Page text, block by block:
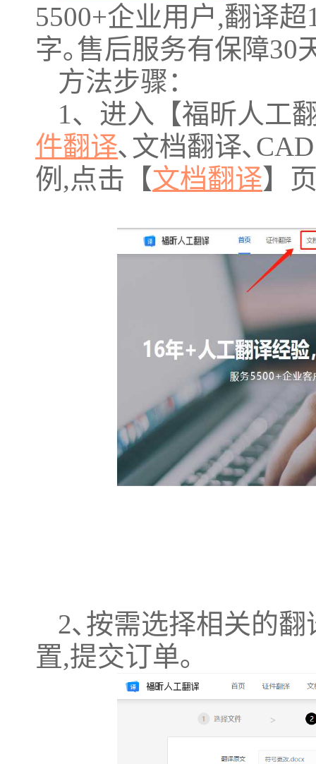
5500+企业用户,翻译
字｡售后服务有保障30
方法步骤：
1、进入【福昕人工
件翻译､文档翻译､
例,点击【文档翻译】
2､按需选择相关的
置,提交订单｡